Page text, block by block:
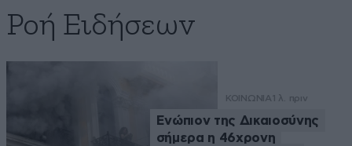
Ροή Ειδήσεων
ΚΟΙΝΩΝΙΑ 1 λ. πριν
Ενώπιον της Δικαιοσύνης
σήμερα η 46χρονη